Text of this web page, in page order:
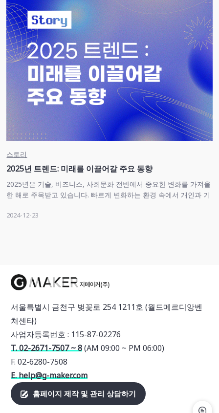
스토리
2025년 트렌드: 미래를 이끌어갈 주요 동향
2025년은 기술, 비즈니스, 사회문화 전반에서 중요한 변화를 가져올
한 해로 주목받고 있습니다. 빠르게 변화하는 환경 속에서 개인과 기
러한 변화의 중심에는 기술 혁신, 사회적 변화, 비즈니스 모델의 진
2024-12-23
서울특별시 금천구 벚꽃로 254 1211호 (월드메르디앙벤
처센타)
사업자등록번호 : 115-87-02276
T. 02-2671-7507 ~ 8(AM 09:00 ~ PM 06:00)
F. 02-6280-7508
E. help@g-maker.com
홈페이지 제작 및 관리 상담하기